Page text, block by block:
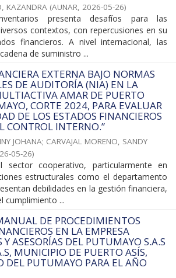
KAZANDRA (AUNAR, 2026-05-26)
presenta desafíos para las
contextos, con repercusiones en su
financieros. A nivel internacional, las
de suministro ...
EXTERNA BAJO NORMAS
DE AUDITORÍA (NIA) EN LA
AMAR DE PUERTO
CORTE 2024, PARA EVALUAR
DE LOS ESTADOS FINANCIEROS
CONTROL INTERNO.”
JOHANA; CARVAJAL MORENO, SANDY
05-26)
cooperativo, particularmente en
estructurales como el departamento
debilidades en la gestión financiera,
cumplimiento ...
DE PROCEDIMIENTOS
EN LA EMPRESA
ASESORÍAS DEL PUTUMAYO S.A.S
MUNICIPIO DE PUERTO ASÍS,
DEL PUTUMAYO PARA EL AÑO